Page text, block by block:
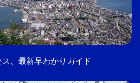
、最新早わかりガイド